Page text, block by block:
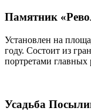
Памятник
Установлен на
году. Состоит из
портретами
Усадьба